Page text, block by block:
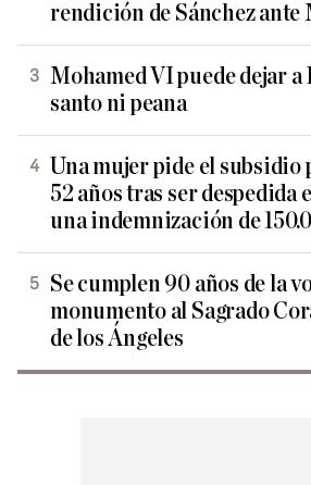
rendición de Sánchez ante
Mohamed VI puede dejar a
santo ni peana
Una mujer pide el subsidio
52 años tras ser despedida
una indemnización de
Se cumplen 90 años de la
monumento al Sagrado
de los Ángeles